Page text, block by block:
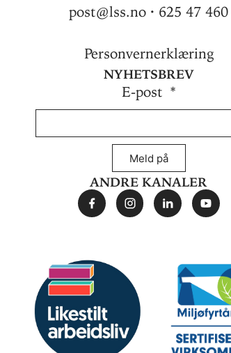
post@lss.no · 625 47 460
Personvernerklæring
Nyhetsbrev
E-post
Meld på
Andre kanaler